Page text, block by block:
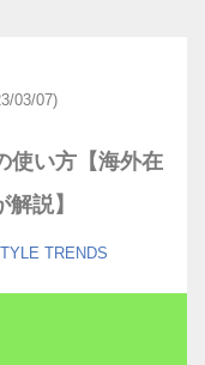
03/07)
使い方【海外在
説】
TRENDS